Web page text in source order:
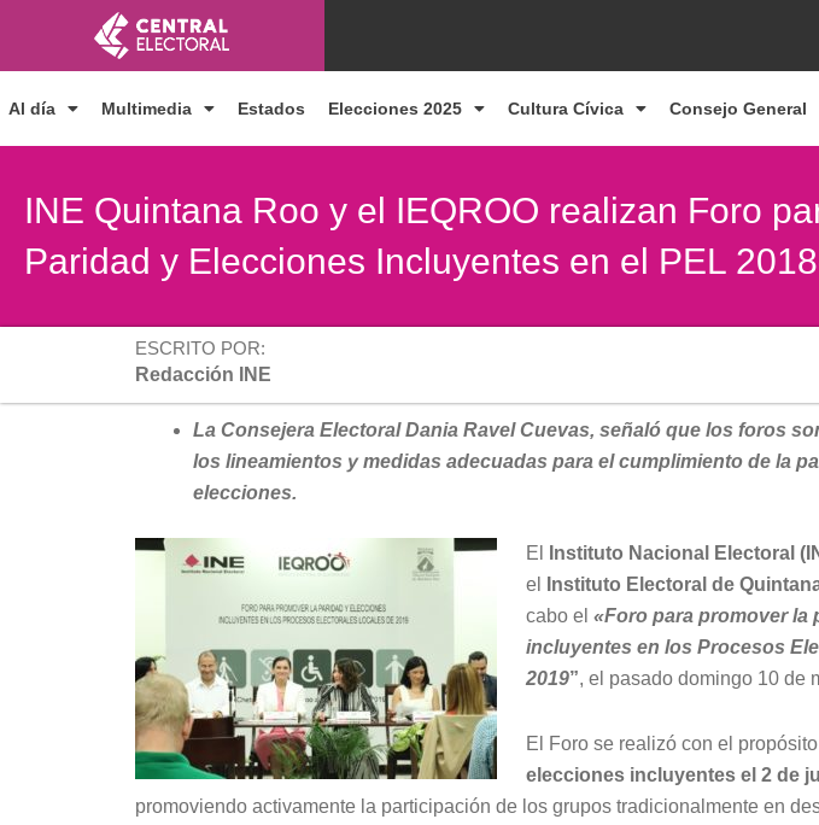
contenido
Al día Multimedia Estados Elecciones 2025 Cultura Cívica Consejo General
INE Quintana Roo y el IEQROO realizan Foro
Paridad y Elecciones Incluyentes en el PEL
ESCRITO POR:
Redacción INE
La Consejera Electoral Dania Ravel Cuevas, señaló que los foros
los lineamientos y medidas adecuadas para el cumplimiento de la
elecciones.
El Instituto Nacional Electoral
el
Instituto Electoral de
cabo el «Foro para promover la
incluyentes en los Procesos
2019”, el pasado domingo 10 de
El Foro se realizó con el
elecciones incluyentes el 2 de
promoviendo activamente la participación de los grupos tradicionalmente en